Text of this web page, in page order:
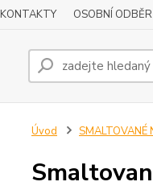
KONTAKTY OSOBNÍ ODBĚR
Úvod SMALTOVANÉ